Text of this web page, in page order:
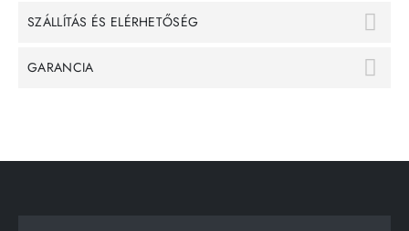
SZÁLLÍTÁS ÉS ELÉRHETŐSÉG
GARANCIA